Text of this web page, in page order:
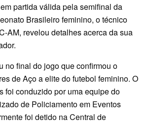
partida válida pela semifinal da
Brasileiro feminino, o técnico
AM, revelou detalhes acerca da sua
no final do jogo que confirmou o
de Aço a elite do futebol feminino. O
foi conduzido por uma equipe do
de Policiamento em Eventos
foi detido na Central de